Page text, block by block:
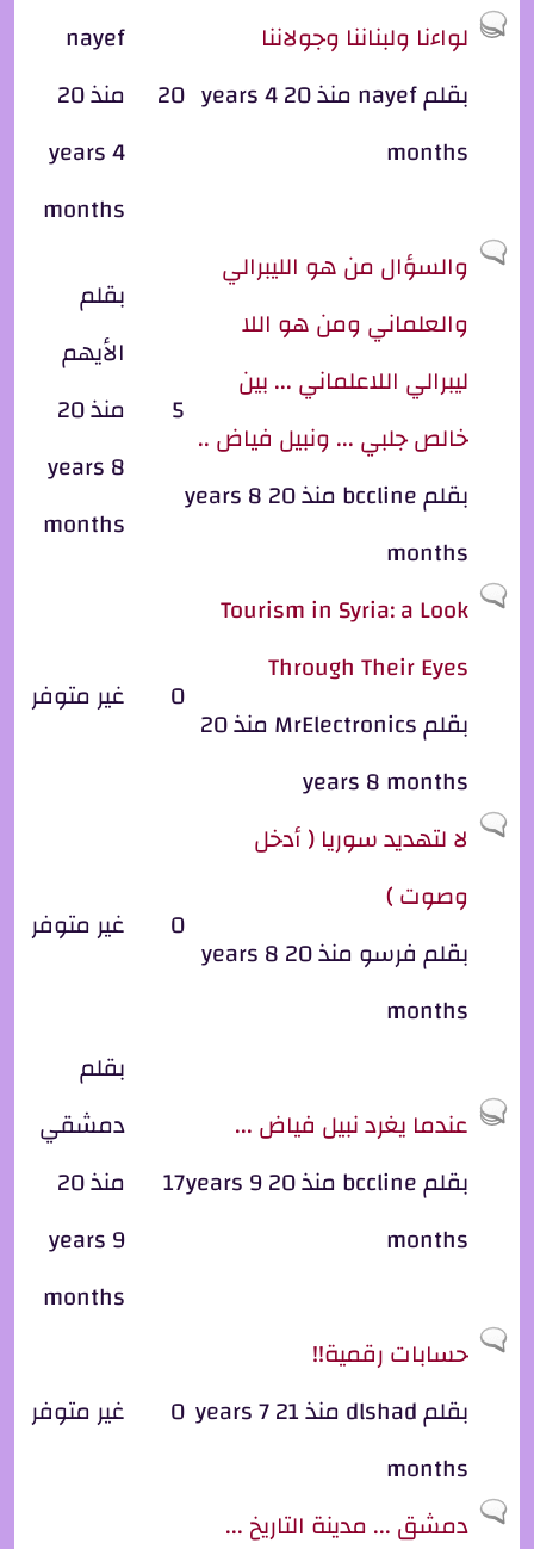
موضوع ساخن
لواءنا ولبناننا وجولاننا
بقلمnayef
منذ 20 years 4
months
20
nayef
منذ 20
years 4
months
موضوع عادي
والسؤال من هو الليبرالي
والعلماني ومن هو اللا
ليبرالي اللاعلماني ... بين
خالص جلبي ... ونبيل فياض ..
بقلمbccline
منذ 20 years 8
months
5
بقلم
الأيهم
منذ 20
years 8
months
موضوع عادي
Tourism in Syria: a Look
Through Their Eyes
بقلمMrElectronics
منذ 20
years 8 months
0 غير متوفر
موضوع عادي
لا لتهديد سوريا ( أدخل
وصوت )
بقلمفرسو
منذ 20 years 8
months
0 غير متوفر
موضوع ساخن
عندما يغرد نبيل فياض ...
بقلمbccline
منذ 20 years 9
months
17
بقلم
دمشقي
منذ 20
years 9
months
موضوع عادي
حسابات رقمية!!
بقلمdlshad
منذ 21 years 7
months
0 غير متوفر
موضوع عادي
دمشق ... مدينة التاريخ ...